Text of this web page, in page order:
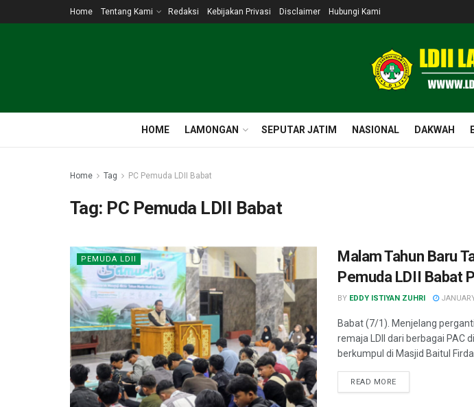
Home Tentang Kami Redaksi Kebijakan Privasi Disclaimer Hubungi Kami
HOME LAMONGAN SEPUTAR JATIM NASIONAL DAKWAH
Home Tag PC Pemuda LDII Babat
Tag: PC Pemuda LDII Babat
PEMUDA LDII
Malam Tahun Baru
Pemuda LDII Babat
BY EDDY ISTIYAN ZUHRI
Babat (7/1). Menjelang
remaja LDII dari berbagai PAC
berkumpul di Masjid Baitul
READ MORE